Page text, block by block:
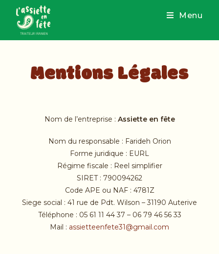
Menu
Mentions Légales
Nom de l’entreprise : Assiette en fête
Nom du responsable : Farideh Orion
Forme juridique : EURL
Régime fiscale : Reel simplifier
SIRET : 790094262
Code APE ou NAF : 4781Z
Siege social : 41 rue de Pdt. Wilson – 31190 Auterive
Téléphone : 05 61 11 44 37 – 06 79 46 56 33
Mail : assietteenfete31@gmail.com